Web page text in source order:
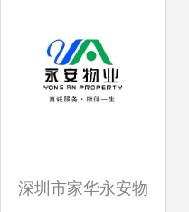
深圳市家华永安物